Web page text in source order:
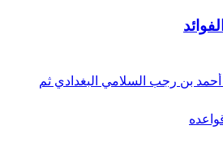
بن رجب السلامي البغدادي ثم